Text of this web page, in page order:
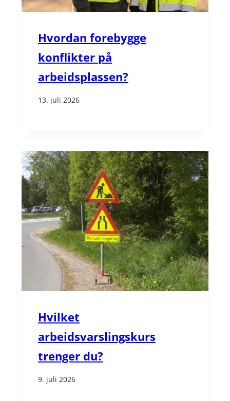
Hvordan forebygge
konflikter på
arbeidsplassen?
13. juli 2026
Hvilket
arbeidsvarslingskurs
trenger du?
9. juli 2026